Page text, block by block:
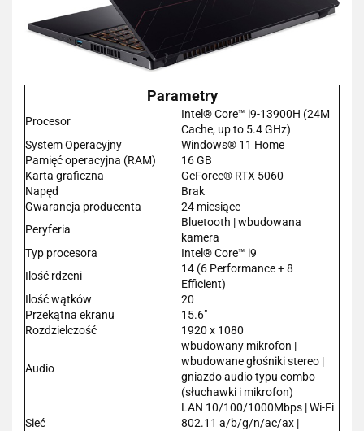
Parametry
Procesor
Intel® Core™ i9-13900H (24M
Cache, up to 5.4 GHz)
System Operacyjny
Windows® 11 Home
Pamięć operacyjna (RAM)
16 GB
Karta graficzna
GeForce® RTX 5060
Napęd
Brak
Gwarancja producenta
24 miesiące
Peryferia
Bluetooth | wbudowana
kamera
Typ procesora
Intel® Core™ i9
Ilość rdzeni
14 (6 Performance + 8
Efficient)
Ilość wątków
20
Przekątna ekranu
15.6"
Rozdzielczość
1920 x 1080
Audio
wbudowany mikrofon |
wbudowane głośniki stereo |
gniazdo audio typu combo
(słuchawki i mikrofon)
Sieć
LAN 10/100/1000Mbps | Wi-Fi
802.11 a/b/g/n/ac/ax |